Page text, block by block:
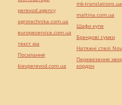
perevod.agency
agrotechnika.com.ua
europeservice.com.ua
текст юа
Посилання
kievperevod.com.ua
mk-translations.ua
maltina.com.ua
Шафи купе
Брендові сумки
Натяжні стелі
Перевезення
кордон